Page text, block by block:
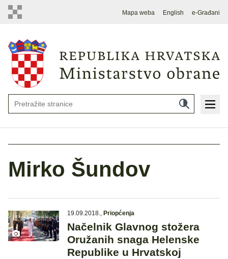
Mapa weba English e-Građani
Mirko Šundov
19.09.2018., Priopćenja
Načelnik Glavnog stožera
Oružanih snaga Helenske
Republike u Hrvatskoj